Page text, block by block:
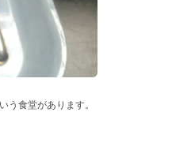
う食堂があります。